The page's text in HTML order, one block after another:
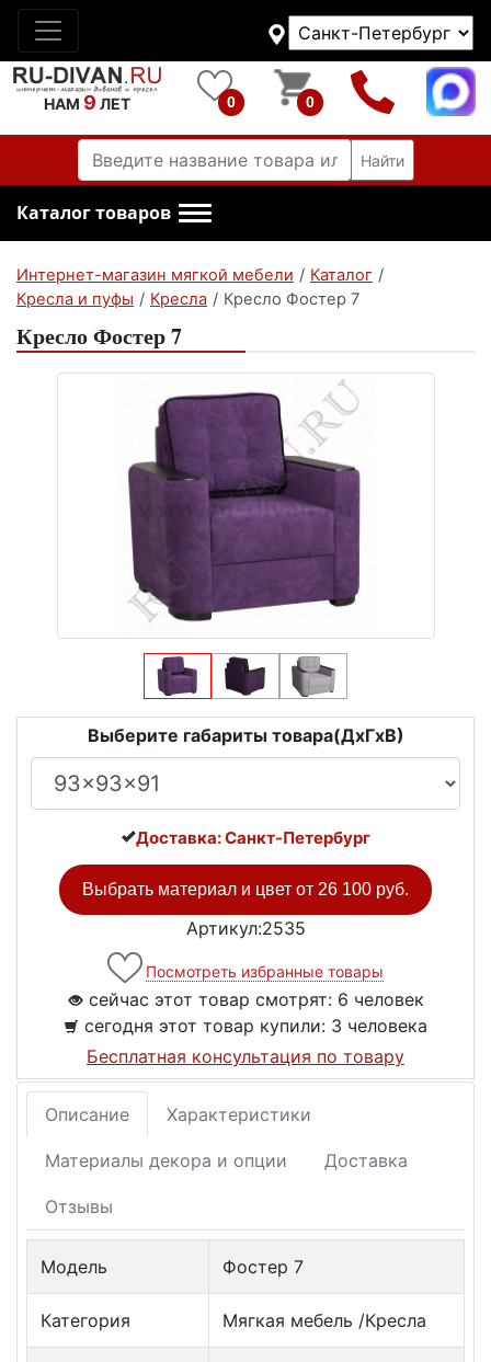
НАМ 9 ЛЕТ 0 0
Найти
Каталог товаров
Интернет-магазин мягкой мебели / Каталог /
Кресла и пуфы / Кресла / Кресло Фостер 7
Кресло Фостер 7
Выберите габариты товара(ДxГxВ)
Доставка: Санкт-Петербург
Выбрать материал и цвет от 26 100 руб.
Артикул:2535
Посмотреть избранные товары
сейчас этот товар смотрят: 6 человек
сегодня этот товар купили: 3 человека
Бесплатная консультация по товару
Описание Характеристики
Материалы декора и опции Доставка
Отзывы
Модель Фостер 7
Категория Мягкая мебель /Кресла